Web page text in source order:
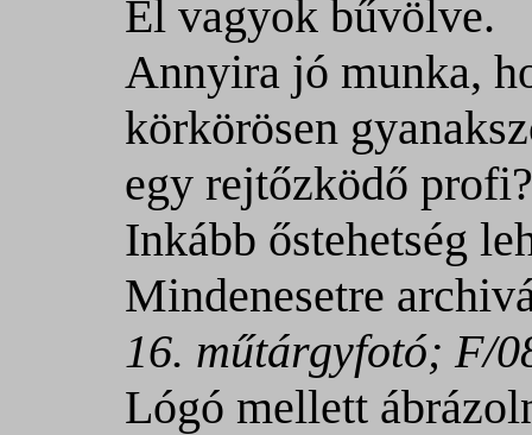
El vagyok bűvölve.
Annyira jó munka,
körkörösen
egy rejtőzködő profi?
Inkább őstehetség
Mindenesetre
16. műtárgyfotó; F/
Lógó mellett